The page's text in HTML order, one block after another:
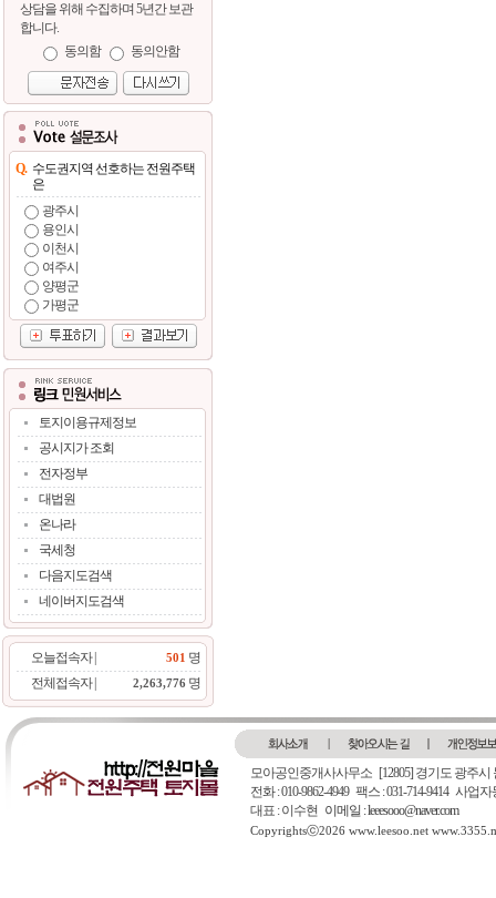
상담을 위해 수집하며 5년간 보관
합니다.
동의함
동의안함
Q. 수도권지역 선호하는 전원주택
은
광주시
용인시
이천시
여주시
양평군
가평군
토지이용규제정보
공시지가 조회
전자정부
대법원
온나라
국세청
다음지도검색
네이버지도검색
오늘접속자 | 501 명
전체접속자 |
2,263,776 명
모아공인중개사사무소 [12805] 경기도 광주
전화 : 010-9862-4949 팩스 : 031-714-9414 사업
대표 : 이수현 이메일 : leeesooo@naver.com
Copyrightsⓒ2026 www.leesoo.net